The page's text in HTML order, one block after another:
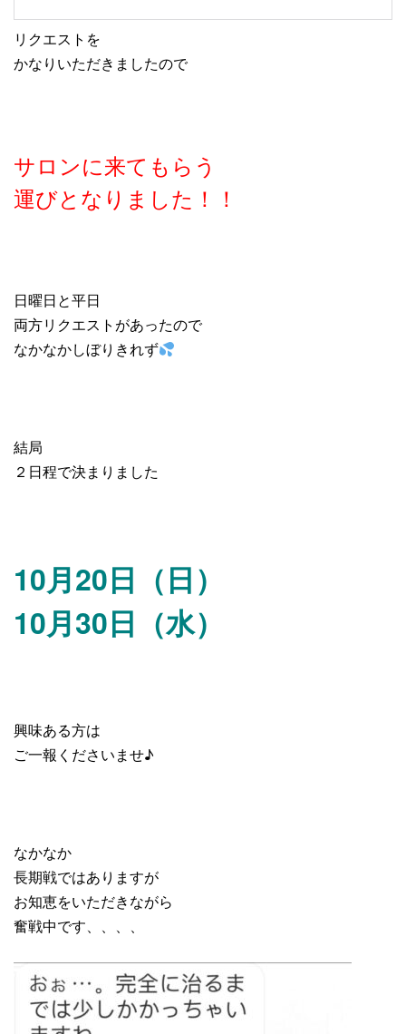
リクエストを
かなりいただきましたので
サロンに来てもらう
運びとなりました！！
日曜日と平日
両方リクエストがあったので
なかなかしぼりきれず
結局
２日程で決まりました
10月20日（日）
10月30日（水）
興味ある方は
ご一報くださいませ♪
なかなか
長期戦ではありますが
お知恵をいただきながら
奮戦中です、、、、